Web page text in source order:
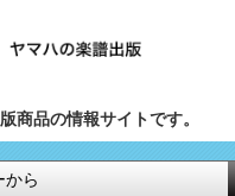
商品の情報サイトです。